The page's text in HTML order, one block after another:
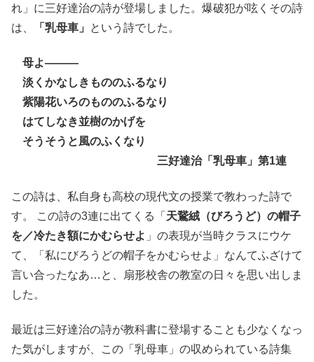
れ」に三好達治の詩が登場しました。爆破犯が呟くその詩
は、
「乳母車」 という詩でした。
母よ―――
淡くかなしきもののふるなり
紫陽花いろのもののふるなり
はてしなき並樹のかげを
そうそうと風のふくなり
三好達治「乳母車」第1連
この詩は、私自身も高校の現代文の授業で教わった詩で
す。 この詩の3連に出てくる「 天鵞絨（びろうど）の帽子
を／冷たき額にかむらせよ 」の表現が当時クラスにウケ
て、「私にびろうどの帽子をかむらせよ」なんてふざけて
言い合ったなあ…と、扇形校舎の教室の日々を思い出しま
した。
最近は三好達治の詩が教科書に登場することも少なくなっ
た気がしますが、この「乳母車」の収められている詩集